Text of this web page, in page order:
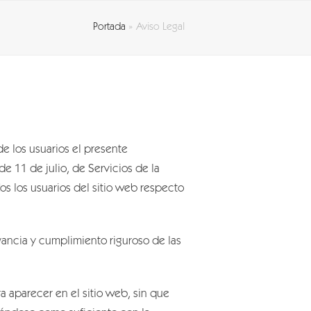
Portada » Aviso Legal
los usuarios el presente
11 de julio, de Servicios de la
los usuarios del sitio web respecto
y cumplimiento riguroso de las
aparecer en el sitio web, sin que